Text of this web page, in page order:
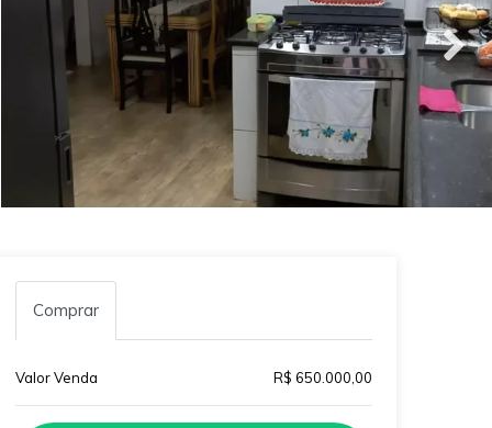
Comprar
Valor Venda R$ 650.000,00